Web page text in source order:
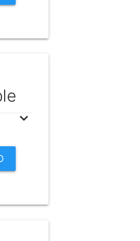
expand_more